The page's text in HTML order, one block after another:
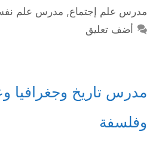
مدرس علم إجتماع, مدرس علم
أضف تعليق
مدرس تاريخ وجغرافيا
وفلسفة